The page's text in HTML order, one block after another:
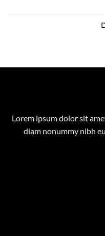
Lorem ipsum dolor sit
diam nonummy nibh